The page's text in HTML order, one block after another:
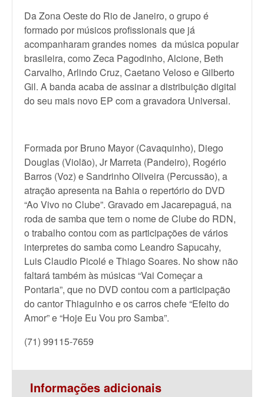
Da Zona Oeste do Rio de Janeiro, o grupo é
formado por músicos profissionais que já
acompanharam grandes nomes da música popular
brasileira, como Zeca Pagodinho, Alcione, Beth
Carvalho, Arlindo Cruz, Caetano Veloso e Gilberto
Gil. A banda acaba de assinar a distribuição digital
do seu mais novo EP com a gravadora Universal.
Formada por Bruno Mayor (Cavaquinho), Diego
Douglas (Violão), Jr Marreta (Pandeiro), Rogério
Barros (Voz) e Sandrinho Oliveira (Percussão), a
atração apresenta na Bahia o repertório do DVD
“Ao Vivo no Clube”. Gravado em Jacarepaguá, na
roda de samba que tem o nome de Clube do RDN,
o trabalho contou com as participações de vários
interpretes do samba como Leandro Sapucahy,
Luis Claudio Picolé e Thiago Soares. No show não
faltará também às músicas “Vai Começar a
Pontaria”, que no DVD contou com a participação
do cantor Thiaguinho e os carros chefe “Efeito do
Amor” e “Hoje Eu Vou pro Samba”.
(71) 99115-7659
Informações adicionais